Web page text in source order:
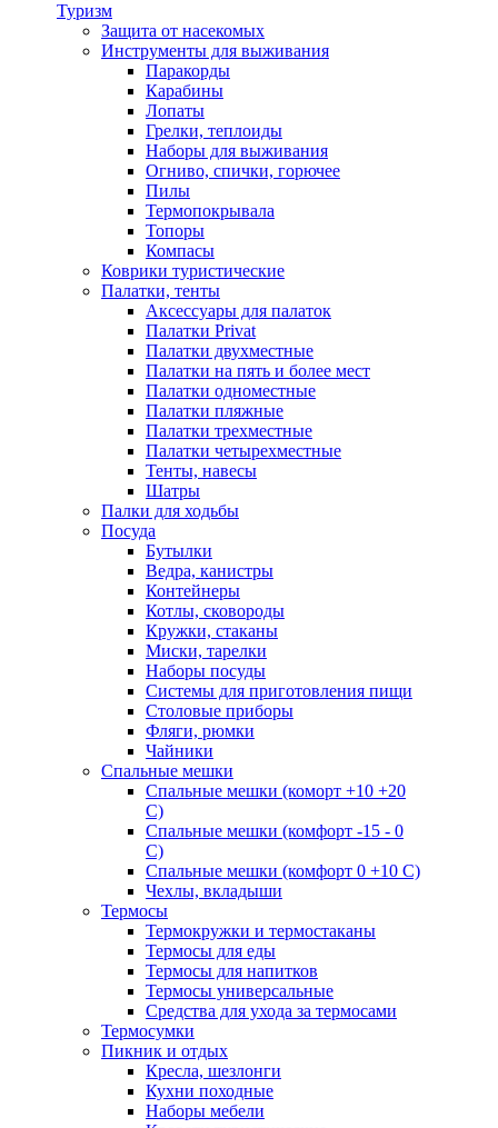
Туризм
Защита от насекомых
Инструменты для выживания
Паракорды
Карабины
Лопаты
Грелки, теплоиды
Наборы для выживания
Огниво, спички, горючее
Пилы
Термопокрывала
Топоры
Компасы
Коврики туристические
Палатки, тенты
Аксессуары для палаток
Палатки Privat
Палатки двухместные
Палатки на пять и более мест
Палатки одноместные
Палатки пляжные
Палатки трехместные
Палатки четырехместные
Тенты, навесы
Шатры
Палки для ходьбы
Посуда
Бутылки
Ведра, канистры
Контейнеры
Котлы, сковороды
Кружки, стаканы
Миски, тарелки
Наборы посуды
Системы для приготовления пищи
Столовые приборы
Фляги, рюмки
Чайники
Спальные мешки
Спальные мешки (коморт +10 +20
С)
Спальные мешки (комфорт -15 - 0
С)
Спальные мешки (комфорт 0 +10 С)
Чехлы, вкладыши
Термосы
Термокружки и термостаканы
Термосы для еды
Термосы для напитков
Термосы универсальные
Средства для ухода за термосами
Термосумки
Пикник и отдых
Кресла, шезлонги
Кухни походные
Наборы мебели